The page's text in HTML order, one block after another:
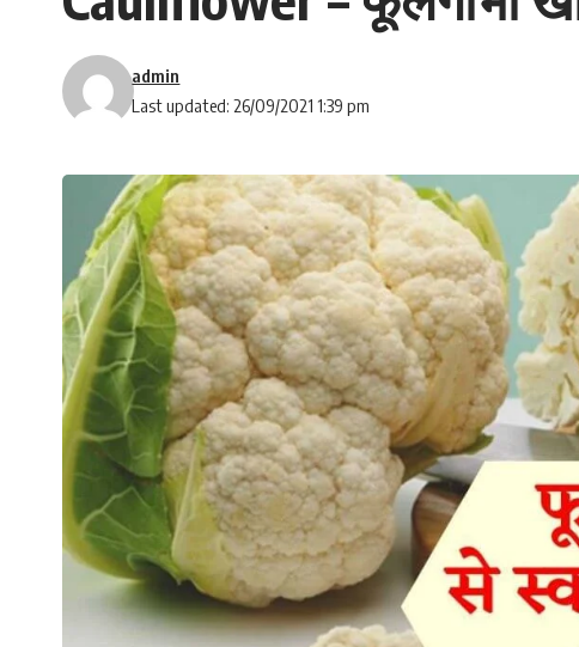
Last updated: 26/09/2021 1:39 pm
admin